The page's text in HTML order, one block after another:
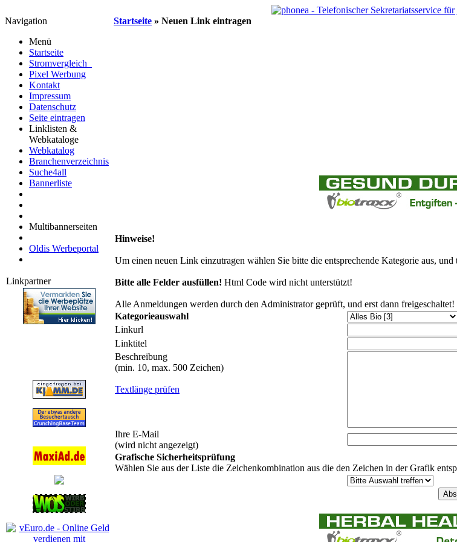
Navigation Startseite » Neuen Link eintragen
Menü
Startseite
Stromvergleich
Pixel Werbung
Kontakt
Impressum
Datenschutz
Seite eintragen
Linklisten &
Webkataloge
Webkatalog
Branchenverzeichnis
Suche4all
Bannerliste
Multibannerseiten
Oldis Werbeportal
Linkpartner
Hinweise!
Um einen neuen Link einzutragen wählen Sie bitte die entsprechende Kategorie aus,
Bitte alle Felder ausfüllen! Html Code wird nicht unterstützt!
Alle Anmeldungen werden durch den Administrator geprüft, und erst dann freigeschaltet!
Kategorieauswahl
Linkurl
Linktitel
Beschreibung
(min. 10, max. 500 Zeichen)
Textlänge prüfen
Ihre E-Mail
(wird nicht angezeigt)
Grafische Sicherheitsprüfung
Wählen Sie aus der Liste die Zeichenkombination aus die den Zeichen in der Grafik